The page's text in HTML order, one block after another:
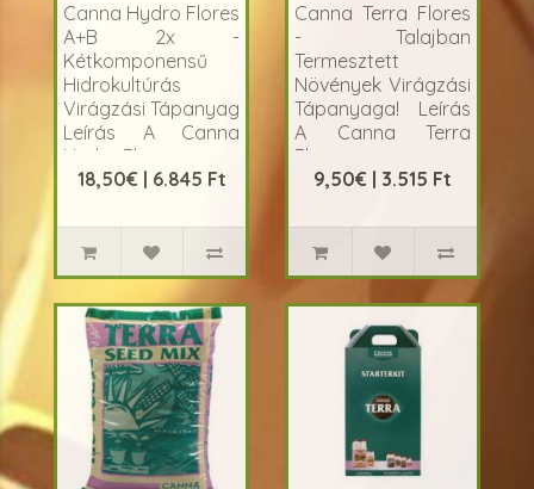
Canna Hydro Flores
A+B 2x -
Kétkomponensű
Hidrokultúrás
Virágzási Tápanyag
Leírás A Canna
Hydro Fl..
18,50€ | 6.845 Ft
Canna Terra Flores
- Talajban
Termesztett
Növények Virágzási
Tápanyaga! Leírás
A Canna Terra
Flores egy spe..
9,50€ | 3.515 Ft